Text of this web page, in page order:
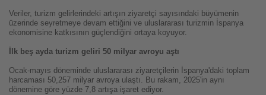
Veriler, turizm gelirlerindeki artışın ziyaretçi sayısındaki büyümenin
üzerinde seyretmeye devam ettiğini ve uluslararası turizmin İspanya
ekonomisine katkısının güçlendiğini ortaya koyuyor.
İlk beş ayda turizm geliri 50 milyar avroyu aştı
Ocak-mayıs döneminde uluslararası ziyaretçilerin İspanya'daki toplam
harcaması 50,257 milyar avroya ulaştı. Bu rakam, 2025'in aynı
dönemine göre yüzde 7,8 artışa işaret ediyor.